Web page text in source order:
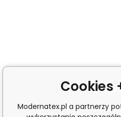
Cookies
Modernatex.pl a partnerzy